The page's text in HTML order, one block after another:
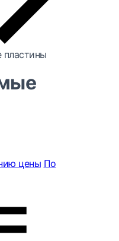
пластины
цены По